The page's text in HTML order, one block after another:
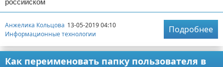
российском
Анжелика Кольцова 13-05-2019 04:10
Информационные технологии
Подробнее
Как переименовать папку пользователя в